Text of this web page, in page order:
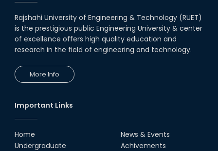
Rajshahi University of Engineering & Technology (RUET)
is the prestigious public Engineering University & center
of excellence offers high quality education and
research in the field of engineering and technology.
More Info
Important Links
Home
Undergraduate
News & Events
Achivements